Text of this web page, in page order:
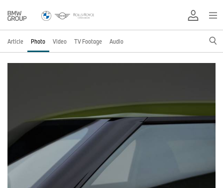
Article Photo Video TV Footage Audio